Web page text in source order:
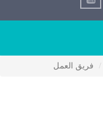
فريق العمل